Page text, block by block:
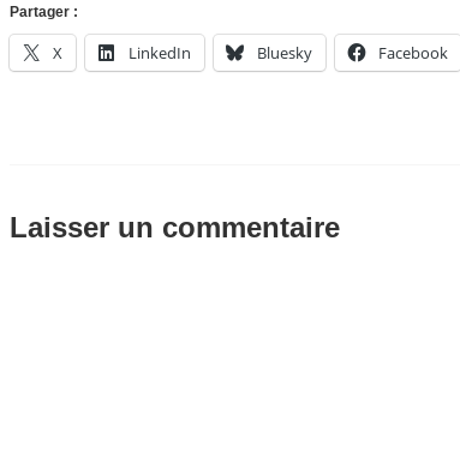
Partager :
X LinkedIn Bluesky Facebook
Laisser un commentaire